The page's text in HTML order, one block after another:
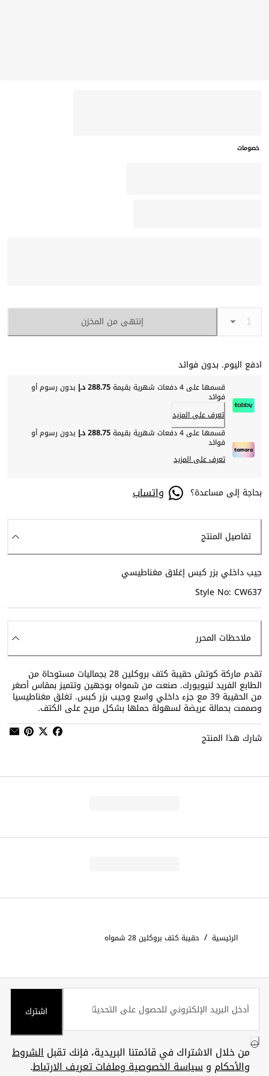
خصومات
إنتهى من المخزن
ادفع اليوم. بدون فوائد
قسمها على 4 دفعات شهرية بقيمة 288.75 د.إ بدون رسوم أو
فوائد
تعرف على المزيد
قسمها على 4 دفعات شهرية بقيمة
288.75 د.إ بدون رسوم أو
فوائد
تعرف على المزيد
بحاجة إلى مساعدة؟ واتساب
تفاصيل المنتج
جيب داخلي بزر كبس إغلاق مغناطيسي
Style No: CW637
ملاحظات المحرر
تقدم ماركة كوتش حقيبة كتف بروكلين 28 بجماليات مستوحاة من
الطابع الفريد لنيويورك. صنعت من شمواه بوجهين وتتميز بمقاس أصغر
من الحقيبة 39 مع جزء داخلي واسع وجيب بزر كبس. تغلق مغناطيسيا
وصممت بحمالة عريضة لسهولة حملها بشكل مريح على الكتف.
شارك هذا المنتج
الرئيسية / حقيبة كتف بروكلين 28 شمواه
اشترك
من خلال الاشتراك في قائمتنا البريدية، فإنك تقبلالشروط
والأحكام وسياسة الخصوصية وملفات تعريف الارتباط.